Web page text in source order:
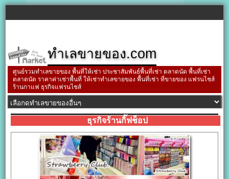
ทำเลขายของ.com
ศูนย์รวมทำเลขายของ พื้นที่ให้เช่า ประชาสัมพันธ์พื้นที่เช่า ตลาดนัด พื้นที่เช่า
ตลาดนัด ราคาค่าเช่าพื้นที่ ให้เช่าทำเลขายของ พื้นที่เช่า ที่ขายของ แฟรนไชส์
ร้านกาแฟ ธุรกิจแฟรนไชส์
ธุรกิจร้านกิ๊ฟช็อป